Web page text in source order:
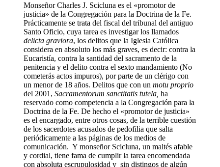
Monseñor Charles J. Scicluna es el «promotor de
justicia» de la Congregación para la Doctrina de la Fe.
Prácticamente se trata del fiscal del tribunal del antiguo
Santo Oficio, cuya tarea es investigar los llamados
delicta graviora, los delitos que la Iglesia Católica
considera en absoluto los más graves, es decir: contra la
Eucaristía, contra la santidad del sacramento de la
penitencia y el delito contra el sexto mandamiento (No
cometerás actos impuros), por parte de un clérigo con
un menor de 18 años. Delitos que con un motu proprio
del 2001, Sacramentorum sanctitatis tutela, ha
reservado como competencia a la Congregación para la
Doctrina de la Fe. De hecho el «promotor de justicia»
es el encargado, entre otros cosas, de la terrible cuestión
de los sacerdotes acusados de pedofilia que salta
periódicamente a las páginas de los medios de
comunicación. Y monseñor Scicluna, un maltés afable
y cordial, tiene fama de cumplir la tarea encomendada
con absoluta escrupulosidad y sin distingos de algún